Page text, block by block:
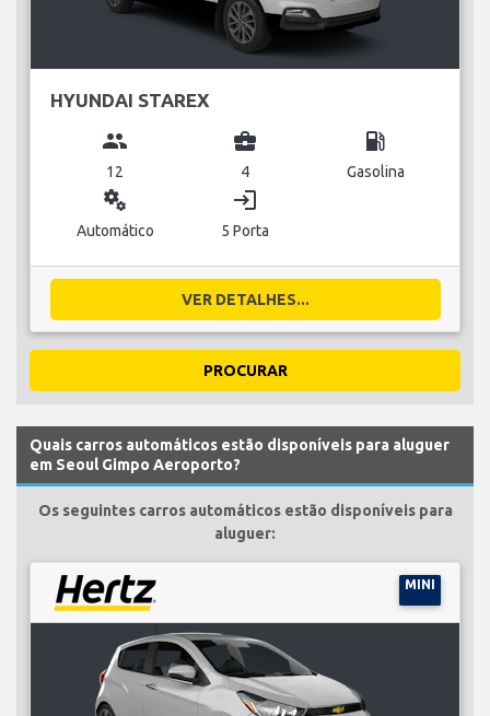
HYUNDAI STAREX
group
12
business_center
4
local_gas_station
Gasolina
miscellaneous_services
Automático
login
5 Porta
VER DETALHES...
PROCURAR
Quais carros automáticos estão disponíveis para aluguer
em Seoul Gimpo Aeroporto?
Os seguintes carros automáticos estão disponíveis para
aluguer:
MINI